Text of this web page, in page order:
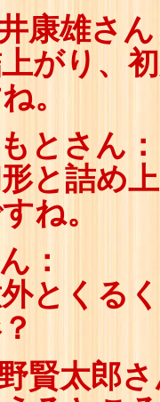
康雄さん
がり、
。
とさん：
と詰め
ね。
：
とくる
賢太郎さ